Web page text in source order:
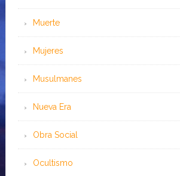
Muerte
Mujeres
Musulmanes
Nueva Era
Obra Social
Ocultismo